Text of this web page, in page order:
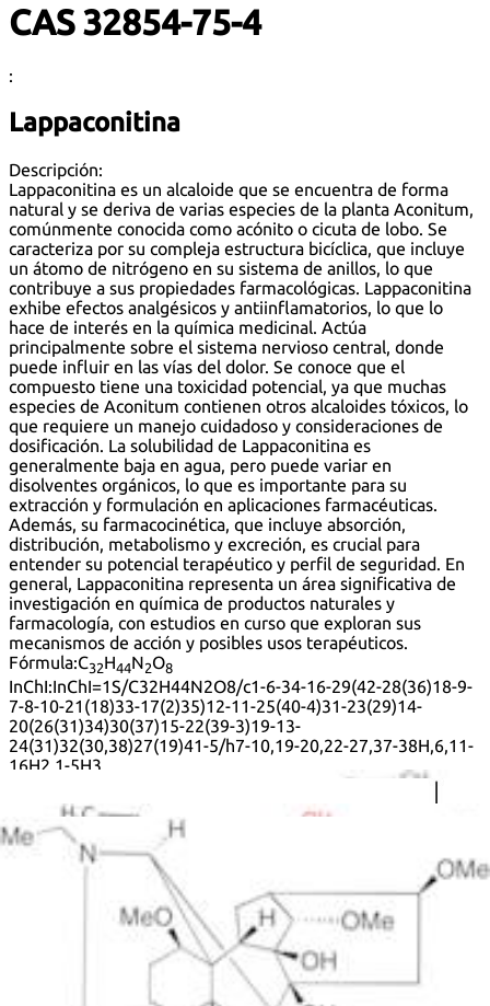
CAS 32854-75-4
:
Lappaconitina
Descripción:
Lappaconitina es un alcaloide que se encuentra de forma
natural y se deriva de varias especies de la planta Aconitum,
comúnmente conocida como acónito o cicuta de lobo. Se
caracteriza por su compleja estructura bicíclica, que incluye
un átomo de nitrógeno en su sistema de anillos, lo que
contribuye a sus propiedades farmacológicas. Lappaconitina
exhibe efectos analgésicos y antiinflamatorios, lo que lo
hace de interés en la química medicinal. Actúa
principalmente sobre el sistema nervioso central, donde
puede influir en las vías del dolor. Se conoce que el
compuesto tiene una toxicidad potencial, ya que muchas
especies de Aconitum contienen otros alcaloides tóxicos, lo
que requiere un manejo cuidadoso y consideraciones de
dosificación. La solubilidad de Lappaconitina es
generalmente baja en agua, pero puede variar en
disolventes orgánicos, lo que es importante para su
extracción y formulación en aplicaciones farmacéuticas.
Además, su farmacocinética, que incluye absorción,
distribución, metabolismo y excreción, es crucial para
entender su potencial terapéutico y perfil de seguridad. En
general, Lappaconitina representa un área significativa de
investigación en química de productos naturales y
farmacología, con estudios en curso que exploran sus
mecanismos de acción y posibles usos terapéuticos.
Fórmula:C32H44N2O8
InChI:InChI=1S/C32H44N2O8/c1-6-34-16-29(42-28(36)18-9-
7-8-10-21(18)33-17(2)35)12-11-25(40-4)31-23(29)14-
20(26(31)34)30(37)15-22(39-3)19-13-
24(31)32(30,38)27(19)41-5/h7-10,19-20,22-27,37-38H,6,11-
16H2,1-5H3,
(H,33,35)/t19-,20+,22+,23-,24+,25+,26-,27+,29-
Clave InChI:
InChIKey=NWBWCXBPKTTZNQ-QOQRDJBUSA-
N
SMILES:O(C)[C@@H]1[C@@]23[C@]4([C@]
(OC(=O)C5=C(NC(C)=O)C=CC=C5)(CN(CC)[C@@]2([C@](C4)
([C@]6(O)[C@]7(O)[C@]3(C[C@@]([C@@H]7OC)([C@@H]
(OC)C6)[H])[H])[H])[H])CC1)[H]
(14Alpha,16Beta)-20-Ethyl-8,9-Dihydroxy-1,14,16-
Trimethoxyaconitan-4-Yl 2-(Acetylamino)Benzoate
(1A,14A,16B)-20-Ethyl-1,14,16-Trimethoxyaconitane-